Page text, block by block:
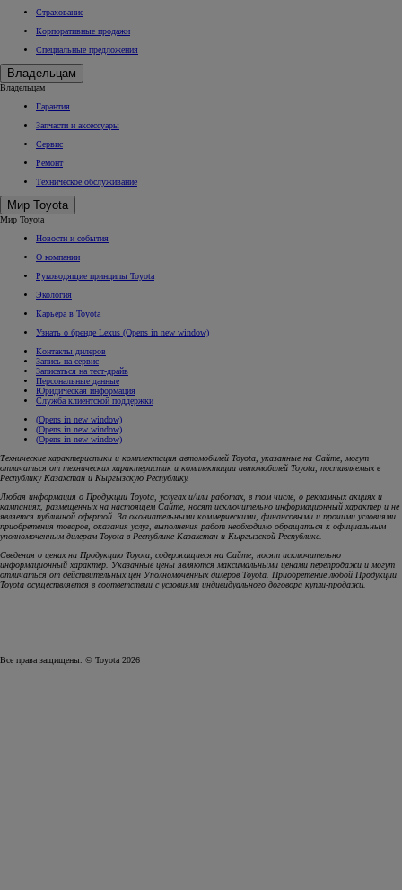
Страхование
Корпоративные продажи
Специальные предложения
Владельцам
Владельцам
Гарантия
Запчасти и аксессуары
Сервис
Ремонт
Техническое обслуживание
Мир Toyota
Мир Toyota
Новости и события
О компании
Руководящие принципы Toyota
Экология
Карьера в Toyota
Узнать о бренде Lexus (Opens in new window)
Контакты дилеров
Запись на сервис
Записаться на тест-драйв
Персональные данные
Юридическая информация
Служба клиентской поддержки
(Opens in new window)
(Opens in new window)
(Opens in new window)
Технические характеристики и комплектация автомобилей Toyota, указанные на Сайте, могут
отличаться от технических характеристик и комплектации автомобилей Toyota, поставляемых в
Республику Казахстан и Кыргызскую Республику.
Любая информация о Продукции Toyota, услугах и/или работах, в том числе, о рекламных акциях и
кампаниях, размещенных на настоящем Cайте, носят исключительно информационный характер и не
является публичной офертой. За окончательными коммерческими, финансовыми и прочими условиями
приобретения товаров, оказания услуг, выполнения работ необходимо обращаться к официальным
уполномоченным дилерам Toyota в Республике Казахстан и Кыргызской Республике.
Сведения о ценах на Продукцию Toyota, содержащиеся на Сайте, носят исключительно
информационный характер. Указанные цены являются максимальными ценами перепродажи и могут
отличаться от действительных цен Уполномоченных дилеров Toyota. Приобретение любой Продукции
Toyota осуществляется в соответствии с условиями индивидуального договора купли-продажи.
Все права защищены. © Toyota 2026